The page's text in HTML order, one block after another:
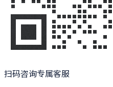
扫码咨询专属客服